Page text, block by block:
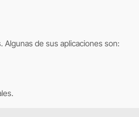
Algunas de sus aplicaciones son: